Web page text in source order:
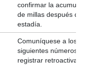
confirmar la
de millas después de
estadía.
Comuníquese a los
siguientes números
registrar